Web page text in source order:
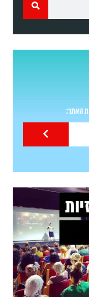
האתר: